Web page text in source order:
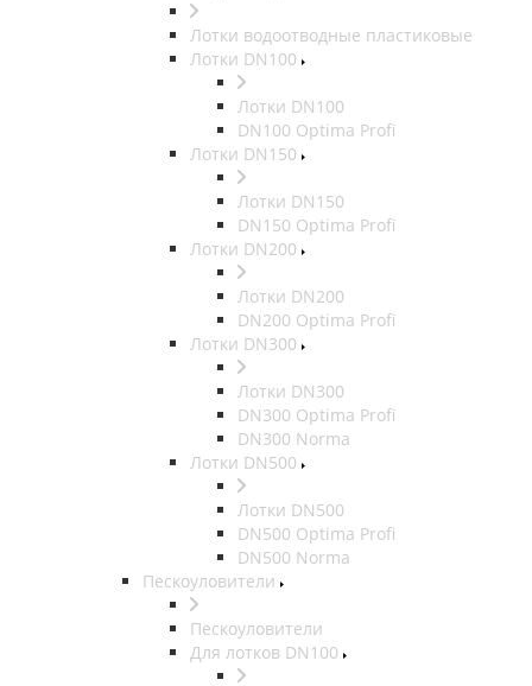
Лотки водоотводные пластиковые
Лотки DN100
Лотки DN100
DN100 Optima Profi
Лотки DN150
Лотки DN150
DN150 Optima Profi
Лотки DN200
Лотки DN200
DN200 Optima Profi
Лотки DN300
Лотки DN300
DN300 Optima Profi
DN300 Norma
Лотки DN500
Лотки DN500
DN500 Optima Profi
DN500 Norma
Пескоуловители
Пескоуловители
Для лотков DN100